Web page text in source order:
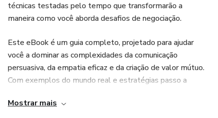
técnicas testadas pelo tempo que transformarão a
maneira como você aborda desafios de negociação.
Este eBook é um guia completo, projetado para ajudar
você a dominar as complexidades da comunicação
persuasiva, da empatia eficaz e da criação de valor mútuo.
Com exemplos do mundo real e estratégias passo a
situações de negociação, independentemente do contexto.
Mostrar mais